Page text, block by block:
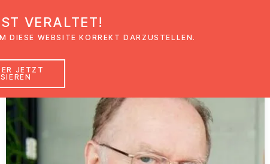
News Veranstaltungen
VERALTET!
DIESE WEBSITE KORREKT DARZUSTELLEN.
JETZT